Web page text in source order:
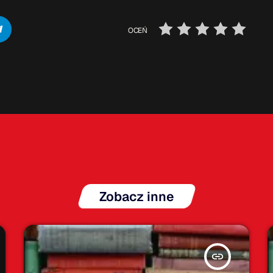
OCEŃ
Zobacz inne
insert_link